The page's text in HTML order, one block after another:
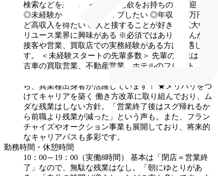
検索などを想定。
＜こんな意欲をお持ちの方歓迎！＞
◎未経験からキャリアアップしたい ◎年収1000万円な
ど高収入を得たい ◎人と接することが好き
◎拡大中の
リユース業界に興味がある ※必須ではありませんが、
接客や営業、買取店での実務経験がある方は優遇しま
す。
＜未経験スタートの先輩多数＞ 先輩の前職は、中
古車の買取営業、不動産営業、ホテルのフロント、ア
ら、異業種出身者が活躍しています！
★メリハリをつ
けてキャリアを築く 働き方改革に取り組んでおり、ム
ダな残業はしない方針。「営業終了後はスグ帰れるか
ら前職より残業が減った」という声も。また、フラン
チャイズやオークション事業も展開しており、将来的
なキャリアパスも多彩です。
勤務時間・休憩時間
10：00～19：00（実働8時間）
基本は「閉店＝営業終
了」なので、無駄な残業はなし。「朝にゆとりがあ